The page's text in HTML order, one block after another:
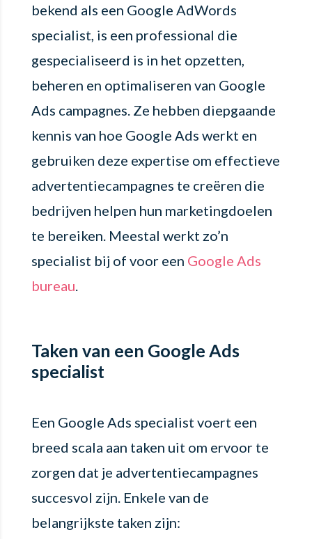
bekend als een Google AdWords
specialist, is een professional die
gespecialiseerd is in het opzetten,
beheren en optimaliseren van Google
Ads campagnes. Ze hebben diepgaande
kennis van hoe Google Ads werkt en
gebruiken deze expertise om effectieve
advertentiecampagnes te creëren die
bedrijven helpen hun marketingdoelen
te bereiken. Meestal werkt zo’n
specialist bij of voor een Google Ads
bureau.
Taken van een Google Ads
specialist
Een Google Ads specialist voert een
breed scala aan taken uit om ervoor te
zorgen dat je advertentiecampagnes
succesvol zijn. Enkele van de
belangrijkste taken zijn: